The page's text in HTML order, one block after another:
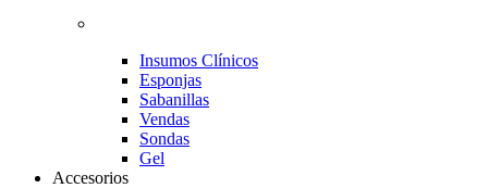
Insumos Clínicos
Esponjas
Sabanillas
Vendas
Sondas
Gel
Accesorios